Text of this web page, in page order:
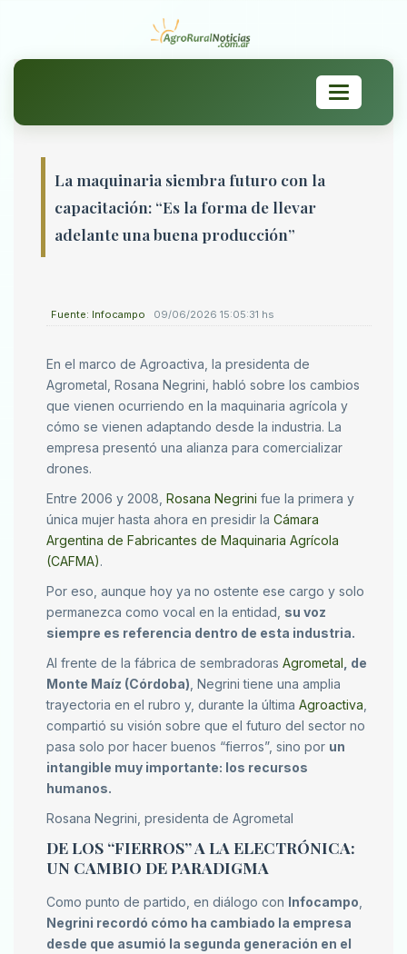
Toggle
navigation
La maquinaria siembra futuro con la
capacitación: “Es la forma de llevar
adelante una buena producción”
Fuente: Infocampo 09/06/2026 15:05:31 hs
En el marco de Agroactiva, la presidenta de
Agrometal, Rosana Negrini, habló sobre los cambios
que vienen ocurriendo en la maquinaria agrícola y
cómo se vienen adaptando desde la industria. La
empresa presentó una alianza para comercializar
drones.
Entre 2006 y 2008, Rosana Negrini fue la primera y
única mujer hasta ahora en presidir la Cámara
Argentina de Fabricantes de Maquinaria Agrícola
(CAFMA).
Por eso, aunque hoy ya no ostente ese cargo y solo
permanezca como vocal en la entidad, su voz
siempre es referencia dentro de esta industria.
Al frente de la fábrica de sembradoras Agrometal , de
Monte Maíz (Córdoba) , Negrini tiene una amplia
trayectoria en el rubro y, durante la última Agroactiva
compartió su visión sobre que el futuro del sector no
pasa solo por hacer buenos “fierros”, sino por un
intangible muy importante: los recursos
humanos.
Rosana Negrini, presidenta de Agrometal
DE LOS “FIERROS” A LA ELECTRÓNICA:
UN CAMBIO DE PARADIGMA
Como punto de partido, en diálogo con Infocampo
Negrini recordó cómo ha cambiado la empresa
desde que asumió la segunda generación en el